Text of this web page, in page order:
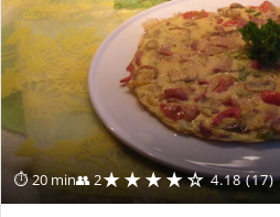
⏱ 20 min👥 2★★★★☆ 4.18 (17)